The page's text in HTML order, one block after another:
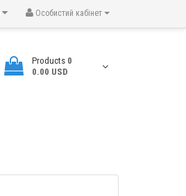
Особистий кабінет
Products 0
0.00 USD